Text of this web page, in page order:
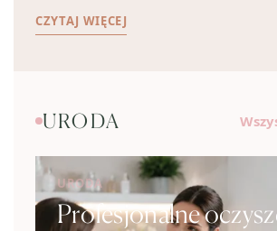
CZYTAJ WIĘCEJ
URODA
URODA
Profesjonalne